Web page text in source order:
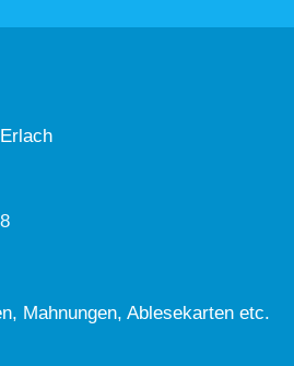
Mahnungen, Ablesekarten etc.